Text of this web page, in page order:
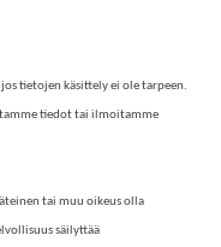
tietojen käsittely ei ole tarpeen.
tiedot tai ilmoitamme
tai muu oikeus olla
säilyttää